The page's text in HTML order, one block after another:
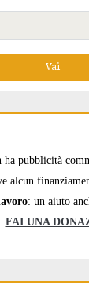
ha pubblicità
alcun
: un aiuto
FAI UNA